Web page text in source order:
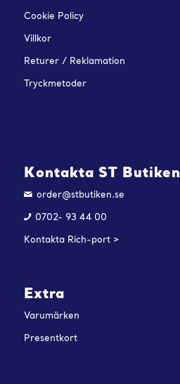
Cookie Policy
Villkor
Returer / Reklamation
Tryckmetoder
Kontakta ST Butiken
order@stbutiken.se
0702- 93 44 00
Kontakta Rich-port >
Extra
Varumärken
Presentkort